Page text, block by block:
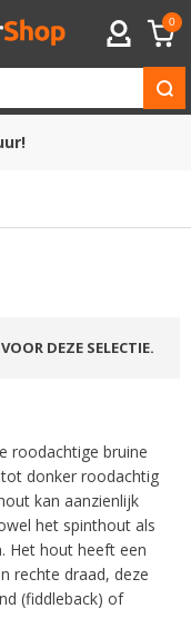
ACCOUNT
0
DEZE SELECTIE.
roodachtige bruine
donker roodachtig
kan aanzienlijk
het spinthout als
Het hout heeft een
rechte draad, deze
(fiddleback) of